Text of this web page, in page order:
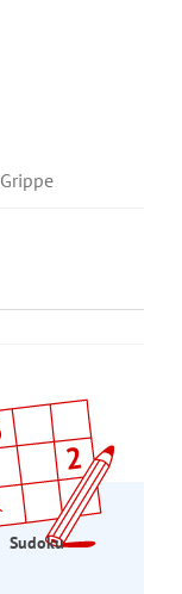
Grippe
Sudoku